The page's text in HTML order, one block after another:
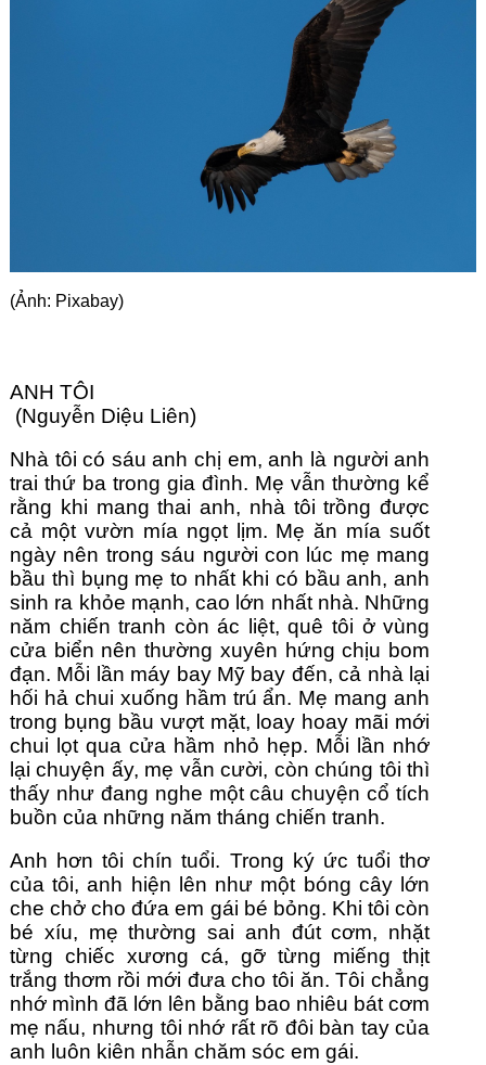
(Ảnh: Pixabay)
ANH TÔI
(Nguyễn Diệu Liên)
Nhà tôi có sáu anh chị em, anh là người anh
trai thứ ba trong gia đình. Mẹ vẫn thường kể
rằng khi mang thai anh, nhà tôi trồng được
cả một vườn mía ngọt lịm. Mẹ ăn mía suốt
ngày nên trong sáu người con lúc mẹ mang
bầu thì bụng mẹ to nhất khi có bầu anh, anh
sinh ra khỏe mạnh, cao lớn nhất nhà. Những
năm chiến tranh còn ác liệt, quê tôi ở vùng
cửa biển nên thường xuyên hứng chịu bom
đạn. Mỗi lần máy bay Mỹ bay đến, cả nhà lại
hối hả chui xuống hầm trú ẩn. Mẹ mang anh
trong bụng bầu vượt mặt, loay hoay mãi mới
chui lọt qua cửa hầm nhỏ hẹp. Mỗi lần nhớ
lại chuyện ấy, mẹ vẫn cười, còn chúng tôi thì
thấy như đang nghe một câu chuyện cổ tích
buồn của những năm tháng chiến tranh.
Anh hơn tôi chín tuổi. Trong ký ức tuổi thơ
của tôi, anh hiện lên như một bóng cây lớn
che chở cho đứa em gái bé bỏng. Khi tôi còn
bé xíu, mẹ thường sai anh đút cơm, nhặt
từng chiếc xương cá, gỡ từng miếng thịt
trắng thơm rồi mới đưa cho tôi ăn. Tôi chẳng
nhớ mình đã lớn lên bằng bao nhiêu bát cơm
mẹ nấu, nhưng tôi nhớ rất rõ đôi bàn tay của
anh luôn kiên nhẫn chăm sóc em gái.